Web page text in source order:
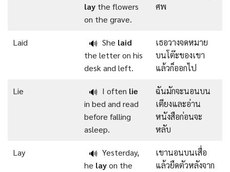
lay the flowers
on the grave.
ศพ
Laid 🔊 She laid
the letter on his
desk and left.
เธอวางจดหมาย
บนโต๊ะของเขา
แล้วก็ออกไป
Lie 🔊 I often lie
in bed and read
before falling
asleep.
ฉันมักจะนอนบน
เตียงและอ่าน
หนังสือก่อนจะ
หลับ
Lay 🔊 Yesterday,
he layon the
เขานอนบนเสื่อ
แล้วยืดตัวหลังจาก